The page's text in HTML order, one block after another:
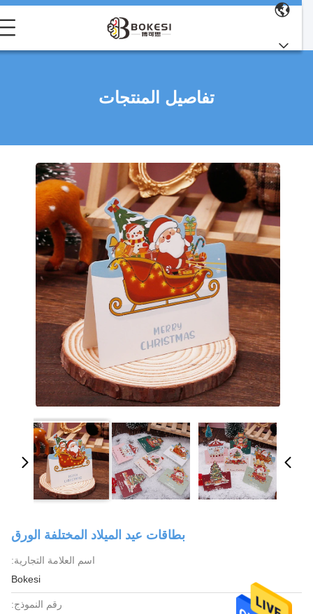
تفاصيل المنتجات
بطاقات عيد الميلاد المختلفة الورق
اسم العلامة التجارية:
Bokesi
رقم النموذج: